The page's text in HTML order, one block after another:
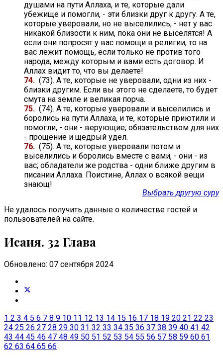
душами на пути Аллаха, и те, которые дали
убежище и помогли, - эти близки друг к другу. А те,
которые уверовали, но не выселились, - нет у вас
никакой близости к ним, пока они не выселятся! А
если они попросят у вас помощи в религии, то на
вас лежит помощь, если только не против того
народа, между которым и вами есть договор. И
Аллах видит то, что вы делаете!
74. (73). А те, которые не уверовали, одни из них -
близки другим. Если вы этого не сделаете, то будет
смута на земле и великая порча.
75. (74). А те, которые уверовали и выселились и
боролись на пути Аллаха, и те, которые приютили и
помогли, - они - верующие; обязательством для них
- прощение и щедрый удел.
76. (75). А те, которые уверовали потом и
выселились и боролись вместе с вами, - они - из
вас; обладатели же родства - одни ближе другим в
писании Аллаха. Поистине, Аллах о всякой вещи
знающ!
Выбрать другую суру
Не удалось получить данные о количестве гостей и
пользователей на сайте.
Исаия. 32 Глава
Обновлено: 07 сентября 2024
1 2 3 4 5 6 7 8 9 10 11 12 13 14 15 16 17 18 19 20 21 22 23
24 25 26 27 28 29 30 31 32 33 34 35 36 37 38 39 40 41 42
43 44 45 46 47 48 49 50 51 52 53 54 55 56 57 58 59 60 61
62 63 64 65 66